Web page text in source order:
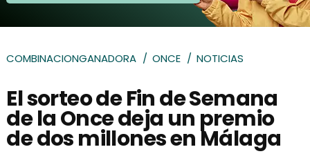
COMBINACIONGANADORA ONCE NOTICIAS
El sorteo de Fin de Semana
de la Once deja un premio
de dos millones en Málaga